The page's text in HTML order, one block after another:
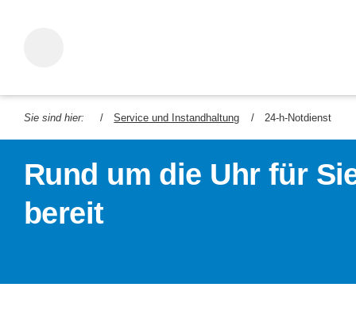
Sie sind hier: Service und Instandhaltung 24-h-Notdienst
Rund um die Uhr für
bereit